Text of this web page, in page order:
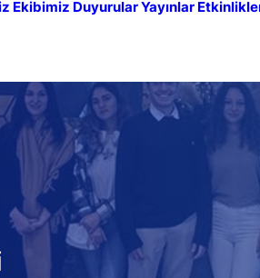
Ekibimiz DuyurularYayınlar